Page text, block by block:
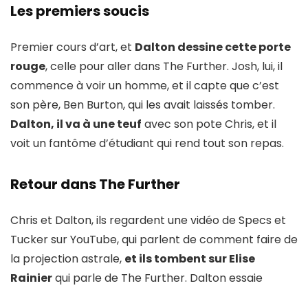
Les premiers soucis
Premier cours d’art, et Dalton dessine cette porte
rouge, celle pour aller dans The Further. Josh, lui, il
commence à voir un homme, et il capte que c’est
son père, Ben Burton, qui les avait laissés tomber.
Dalton, il va à une teuf avec son pote Chris, et il
voit un fantôme d’étudiant qui rend tout son repas.
Retour dans The Further
Chris et Dalton, ils regardent une vidéo de Specs et
Tucker sur YouTube, qui parlent de comment faire de
la projection astrale, et ils tombent sur Elise
Rainierqui parle de The Further. Dalton essaie